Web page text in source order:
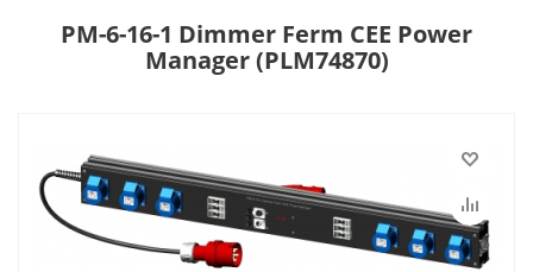
PM-6-16-1 Dimmer Ferm CEE Power
Manager (PLM74870)